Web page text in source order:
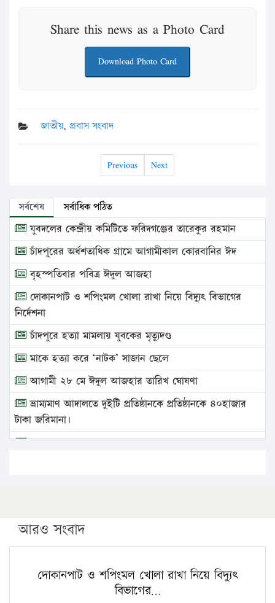
Share this news as a Photo Card
Download Photo Card
জাতীয়, প্রবাস সংবাদ
Previous Next
সর্বশেষ সর্বাধিক পঠিত
যুবদলের কেন্দ্রীয় কমিটিতে ফরিদগঞ্জের তারেকুর রহমান
চাঁদপুরের অর্ধশতাধিক গ্রামে আগামীকাল কোরবানির ঈদ
বৃহস্পতিবার পবিত্র ঈদুল আজহা
দোকানপাট ও শপিংমল খোলা রাখা নিয়ে বিদ্যুৎ বিভাগের
নির্দেশনা
চাঁদপুরে হত্যা মামলায় যুবকের মৃত্যুদণ্ড
মাকে হত্যা করে ‘নাটক’ সাজান ছেলে
আগামী ২৮ মে ঈদুল আজহার তারিখ ঘোষণা
ভ্রাম্যমাণ আদালতে দুইটি প্রতিষ্ঠানকে প্রতিষ্ঠানকে ৪০হাজার
টাকা জরিমানা।
এবার লঞ্চের ভাড়া বাড়ল
পিএইচডি করছেন কুয়েটের কৃতি…
সারা দেশে বজ্রাঘাতে ১৪ জনের প্রাণহানি
কঠোর হচ্ছে এসএসসি ও এইচএসসি পরীক্ষা
ফরিদগঞ্জে আগুনে পুড়লো ৬ ব্যবসা প্রতিষ্ঠান
আরও সংবাদ
দোকানপাট ও শপিংমল খোলা রাখা নিয়ে বিদ্যুৎ
বিভাগের…